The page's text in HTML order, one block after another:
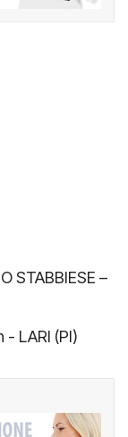
STABBIESE –
- LARI (PI)